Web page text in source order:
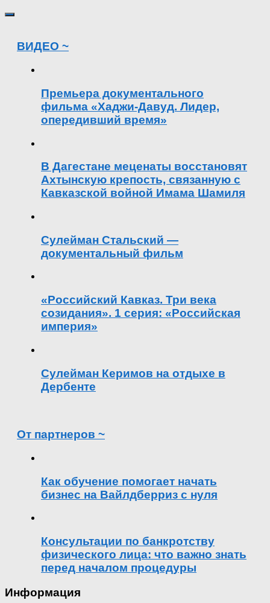
ВИДЕО ~
Премьера документального
фильма «Хаджи-Давуд. Лидер,
опередивший время»
В Дагестане меценаты восстановят
Ахтынскую крепость, связанную с
Кавказской войной Имама Шамиля
Сулейман Стальский —
документальный фильм
«Российский Кавказ. Три века
созидания». 1 серия: «Российская
империя»
Сулейман Керимов на отдыхе в
Дербенте
От партнеров ~
Как обучение помогает начать
бизнес на Вайлдберриз с нуля
Консультации по банкротству
физического лица: что важно знать
перед началом процедуры
Информация